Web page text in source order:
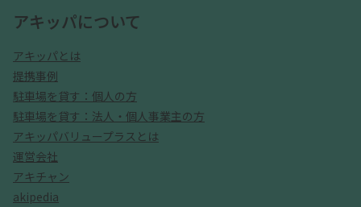
アキッパについて
アキッパとは
提携事例
駐車場を貸す：個人の方
駐車場を貸す：法人・個人事業主の方
アキッパバリュープラスとは
運営会社
アキチャン
akipedia